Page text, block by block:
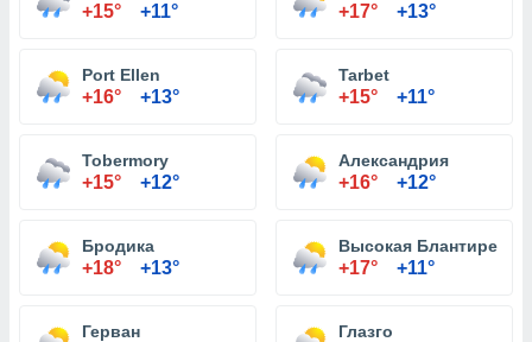
+15° +11° +17° +13°
Port Ellen
+16° +13°
Tarbet
+15° +11°
Tobermory
+15° +12°
Александрия
+16° +12°
Бродика
+18° +13°
Высокая Блантире
+17° +11°
Герван Глазго